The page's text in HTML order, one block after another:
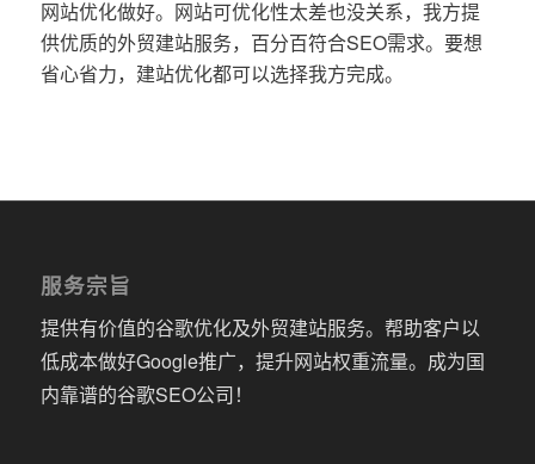
网站优化做好。网站可优化性太差也没关系，我方提
供优质的外贸建站服务，百分百符合SEO需求。要想
省心省力，建站优化都可以选择我方完成。
服务宗旨
提供有价值的谷歌优化及外贸建站服务。帮助客户以
低成本做好Google推广，提升网站权重流量。成为国
内靠谱的谷歌SEO公司！